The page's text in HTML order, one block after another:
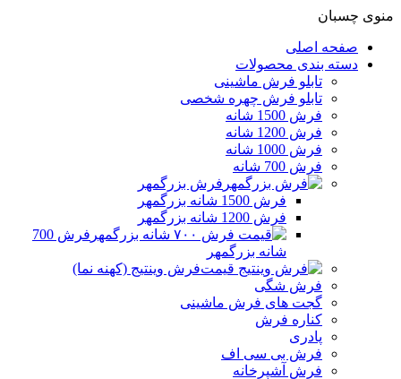
منوی چسبان
صفحه اصلی
دسته بندی محصولات
تابلو فرش ماشینی
تابلو فرش چهره شخصی
فرش 1500 شانه
فرش 1200 شانه
فرش 1000 شانه
فرش 700 شانه
فرش بزرگمهر
فرش 1500 شانه بزرگمهر
فرش 1200 شانه بزرگمهر
فرش 700
شانه بزرگمهر
فرش وینتیج (کهنه نما)
فرش شگی
گجت های فرش ماشینی
کناره فرش
پادری
فرش بی سی اف
فرش آشپرخانه